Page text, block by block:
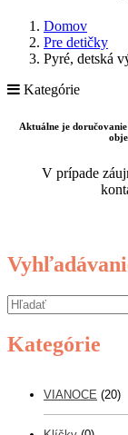
Domov
Pre detičky
Pyré, detská
Kategórie
Aktuálne je
V prípade
Kategórie
VIANOCE (20)